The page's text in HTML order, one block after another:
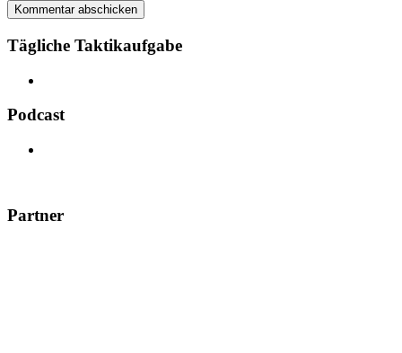
Kommentar abschicken
Tägliche Taktikaufgabe
Podcast
Partner